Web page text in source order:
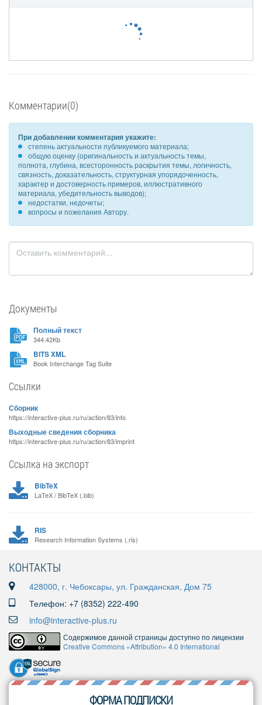
Комментарии(0)
При добавлении комментария укажите:
степень актуальности публикуемого материала;
общую оценку (оригинальность и актуальность темы,
полнота, глубина, всесторонность раскрытия темы, логичность,
связность, доказательность, структурная упорядоченность,
характер и достоверность примеров, иллюстративного
материала, убедительность выводов);
недостатки, недочеты;
вопросы и пожелания Автору.
Документы
Полный текст
344.42Kb
BITS XML
Book Interchange Tag Suite
Ссылки
Сборник
https://interactive-plus.ru/ru/action/83/info
Выходные сведения сборника
https://interactive-plus.ru/ru/action/83/imprint
Ссылка на экспорт
BibTeX
LaTeX / BibTeX (.bib)
RIS
Research Information Systems (.ris)
КОНТАКТЫ
428000, г. Чебоксары, ул. Гражданская, Дом 75
Телефон: +7 (8352) 222-490
info@interactive-plus.ru
Содержимое данной страницы доступно по лицензии
Creative Commons «Attribution» 4.0 International
ФОРМА ПОДПИСКИ